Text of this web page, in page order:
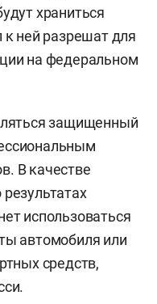
храниться
ней разрешат для
на федеральном
защищенный
В качестве
использоваться
автомобиля или
средств,